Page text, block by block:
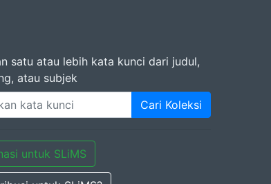
satu atau lebih kata kunci dari judul,
atau subjek
Cari Koleksi
untuk SLiMS